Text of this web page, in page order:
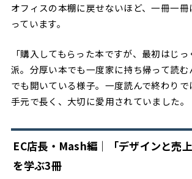
オフィスの本棚に戻せないほど、一冊一
っています。
「購入してもらった本ですが、最初はじ
派。分厚い本でも一度家に持ち帰って読む
でも開いている様子。一度読んで終わりで
手元で長く、大切に愛用されていました。
EC店長・Mash編｜「デザインと売
を学ぶ3冊